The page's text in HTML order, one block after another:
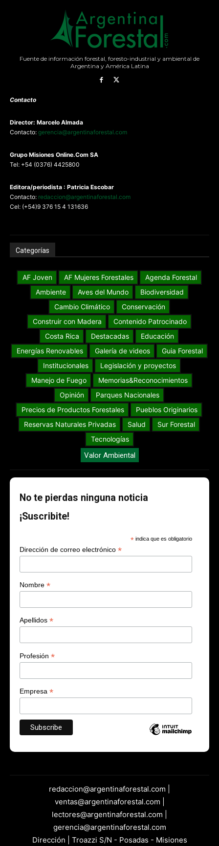
Fuente de información forestal, foresto-industrial y ambiental de
Argentina y América Latina
Contacto
Director: Marcelo Almada
Contacto: gerencia@argentinaforestal.com
Grupo Misiones Online.Com SA
Tel: +54 (0376) 4425800
Editora/periodista : Patricia Escobar
Contacto: redaccion@argentinaforestal.com
Cel: (+54)9 376 15 4 131636
Categorías
AF Joven AF Mujeres Forestales
Agenda Forestal
Ambiente
Aves del Mundo
Biodiversidad
Cambio Climático
Conservación
Construir con Madera
Contenido Patrocinado
Costa Rica
Destacadas
Educación
Energías Renovables
Galería de videos
Guia Forestal
Institucionales
Legislación y proyectos
Manejo de Fuego
Memorias&Reconocimientos
Opinión
Parques Nacionales
Precios de Productos Forestales
Pueblos Originarios
Reservas Naturales Privadas
Salud
Sur Forestal
Tecnologías
Valor Ambiental
No te pierdas ninguna noticia
¡Suscribite!
* indica que es obligatorio
Dirección de correo electrónico *
Nombre *
Apellidos *
Profesión *
Empresa *
redaccion@argentinaforestal.com |
ventas@argentinaforestal.com |
lectores@argentinaforestal.com |
gerencia@argentinaforestal.com
Dirección | Troazzi S/N - Posadas - Misiones